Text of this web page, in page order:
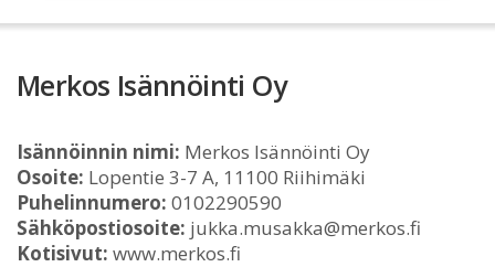
Merkos Isännöinti Oy
Isännöinnin nimi: Merkos Isännöinti Oy
Osoite: Lopentie 3-7 A, 11100 Riihimäki
Puhelinnumero: 0102290590
Sähköpostiosoite: jukka.musakka@merkos.fi
Kotisivut: www.merkos.fi